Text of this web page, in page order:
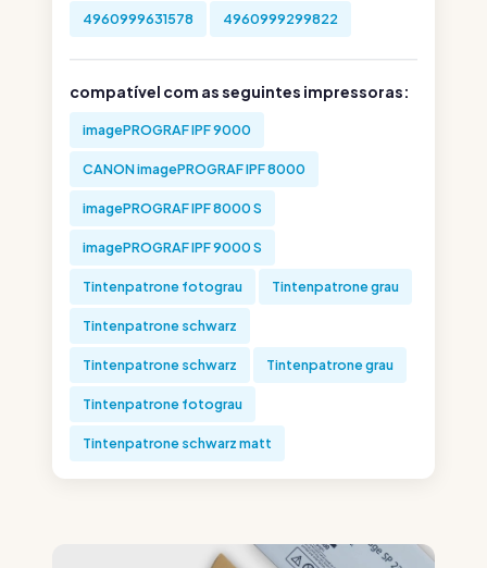
4960999631578 4960999299822
compatível com as seguintes impressoras:
imagePROGRAF IPF 9000
CANON imagePROGRAF IPF 8000
imagePROGRAF IPF 8000 S
imagePROGRAF IPF 9000 S
Tintenpatrone fotograu Tintenpatrone grau
Tintenpatrone schwarz
Tintenpatrone schwarz Tintenpatrone grau
Tintenpatrone fotograu
Tintenpatrone schwarz matt